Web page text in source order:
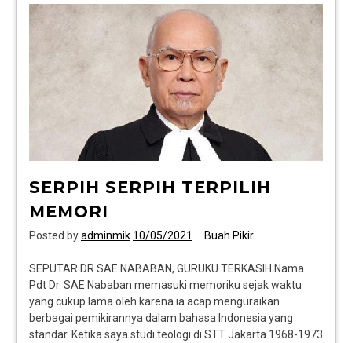
SERPIH SERPIH TERPILIH
MEMORI
Posted byadminmik 10/05/2021 Buah Pikir
SEPUTAR DR SAE NABABAN, GURUKU TERKASIH Nama
Pdt Dr. SAE Nababan memasuki memoriku sejak waktu
yang cukup lama oleh karena ia acap menguraikan
berbagai pemikirannya dalam bahasa Indonesia yang
standar. Ketika saya studi teologi di STT Jakarta 1968-1973